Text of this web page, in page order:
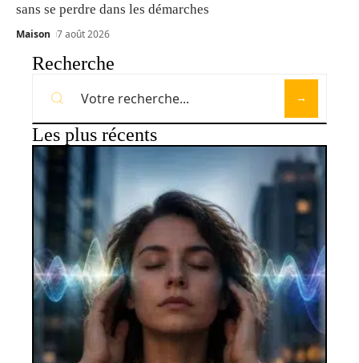
sans se perdre dans les démarches
Maison 7 août 2026
Recherche
Les plus récents